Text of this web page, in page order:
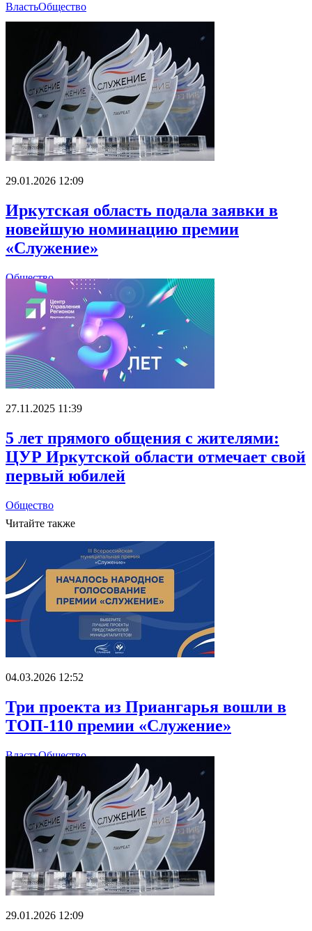
ВластьОбщество
29.01.2026 12:09
Иркутская область подала заявки в
новейшую номинацию премии
«Служение»
Общество
27.11.2025 11:39
5 лет прямого общения с жителями:
ЦУР Иркутской области отмечает свой
первый юбилей
Общество
Читайте также
04.03.2026 12:52
Три проекта из Приангарья вошли в
ТОП-110 премии «Служение»
ВластьОбщество
29.01.2026 12:09